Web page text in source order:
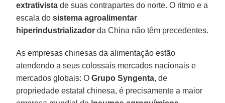
extrativista de suas contrapartes do norte. O ritmo e a
escala dosistema agroalimentar
hiperindustrializador da China não têm precedentes.
As empresas chinesas da alimentação estão
atendendo a seus colossais mercados nacionais e
mercados globais: OGrupo Syngenta, de
propriedade estatal chinesa, é precisamente a maior